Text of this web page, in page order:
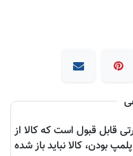
قابل قبول است که کالا از
بودن، کالا نباید باز شده